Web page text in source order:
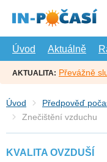
hlavní
Úvod
Aktuálně
AKTUALITA: Převážně
Úvod Předpověď
Znečištění vzduchu
KVALITA OVZDUŠÍ